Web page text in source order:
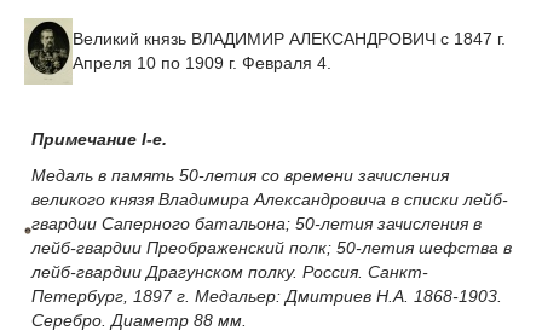
Великий князь ВЛАДИМИР АЛЕКСАНДРОВИЧ с 1847 г.
Апреля 10 по 1909 г. Февраля 4.
Примечание I-е.
Медаль в память 50-летия со времени зачисления
великого князя Владимира Александровича в списки лейб-
гвардии Саперного батальона; 50-летия зачисления в
лейб-гвардии Преображенский полк; 50-летия шефства в
лейб-гвардии Драгунском полку. Россия. Санкт-
Петербург, 1897 г. Медальер: Дмитриев Н.А. 1868-1903.
Серебро. Диаметр 88 мм.